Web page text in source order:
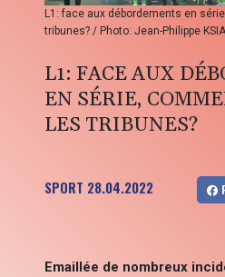
L1: face aux débordements en
tribunes? / Photo: Jean-Philippe
L1: FACE AUX
EN SÉRIE,
LES TRIBUNES?
SPORT 28.04.2022
Emaillée de nombreux